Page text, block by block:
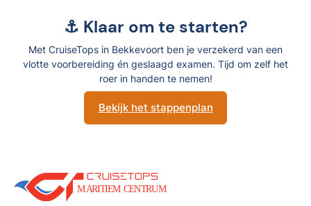
⚓ Klaar om te starten?
Met CruiseTops in Bekkevoort ben je verzekerd van een
vlotte voorbereiding én geslaagd examen. Tijd om zelf het
roer in handen te nemen!
Bekijk het stappenplan